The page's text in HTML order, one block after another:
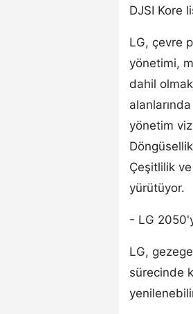
DJSI Kore
LG, çevre
yönetimi,
dahil
yönetim
Çeşitlilik
yürütüyor.
- LG
LG,
sürecinde